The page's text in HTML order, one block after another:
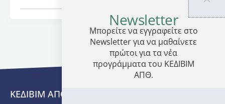
ενδεικτικά
αναφέρονται
οι
παρακάτω
αλφαβητικά:
Άντζα
ΚΕΔΙΒΙΜ ΑΠΘ
Newsletter
Μπορείτε να εγγραφείτε στο
Newsletter για να μαθαίνετε
πρώτοι για τα νέα
προγράμματα του ΚΕΔΙΒΙΜ
ΑΠΘ.